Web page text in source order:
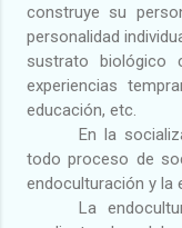
construye su
personalidad
sustrato biológico
experiencias
educación, etc.
En la
todo proceso de
endoculturación y la
La